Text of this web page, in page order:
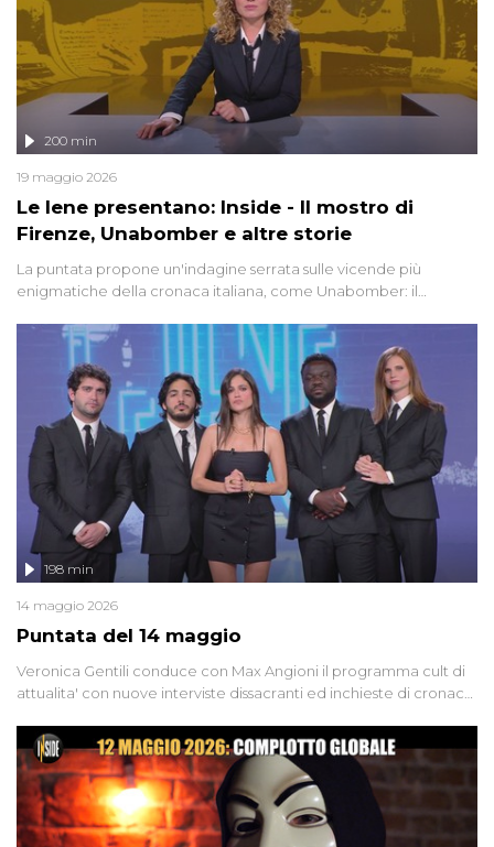
Le Iene presentano: Inside - Il mostro di
Firenze, Unabomber e altre storie
200 min
19 maggio 2026
La puntata propone un'indagine serrata sulle vicende più
enigmatiche della cronaca italiana, come Unabomber: il
'90 e il 2000 che, inquietantemente, potrebbe essere ancora in
libertà. Lo speciale affronta inoltre le zone d'ombra sul Mostro di
Firenze, le cui responsabilità appaiono ancora oggi avvolte in un
groviglio di dubbi mai chiariti. Nel corso dello speciale anche
l'intervista inedita a Olindo Romano, realizzata ne...
Puntata del 14 maggio
198 min
14 maggio 2026
Veronica Gentili conduce con Max Angioni il programma cult di
attualita' con nuove interviste dissacranti ed inchieste di cronaca